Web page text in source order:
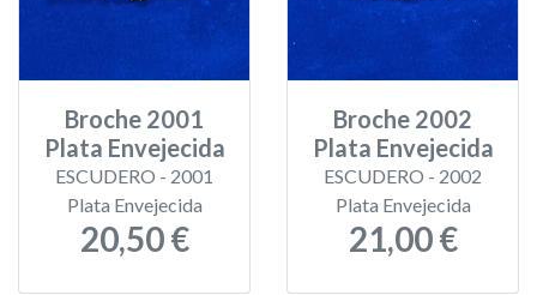
Broche 2001
Plata Envejecida
ESCUDERO - 2001
Plata Envejecida
20,50 €
Broche 2002
Plata Envejecida
ESCUDERO - 2002
Plata Envejecida
21,00 €